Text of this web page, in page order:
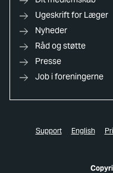
Ugeskrift for Læger
Nyheder
Råd og støtte
Presse
Job i foreningerne
Support English